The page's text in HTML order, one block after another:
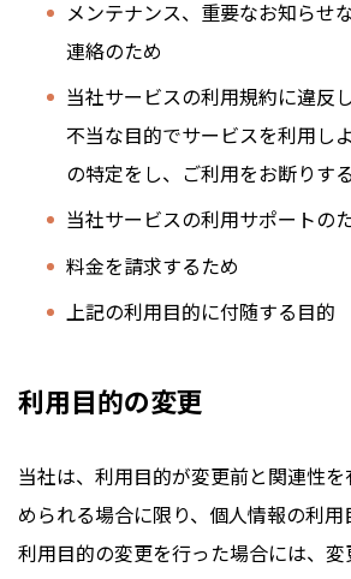
メンテナンス、重要なお知らせ
連絡のため
当社サービスの利用規約に違反
不当な目的でサービスを利用し
の特定をし、ご利用をお断りす
当社サービスの利用サポートの
料金を請求するため
上記の利用目的に付随する目的
利用目的の変更
当社は、利用目的が変更前と関連性
められる場合に限り、個人情報の利用
利用目的の変更を行った場合には、